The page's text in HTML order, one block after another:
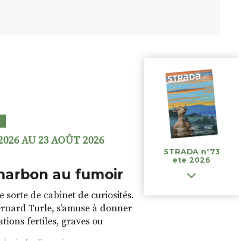
AU 23 AOÛT 2026
au fumoir
sorte de cabinet de curiosités.
Turle, s’amuse à donner
fertiles, graves ou
Des oeuvres
STRADA n°73
ete 2026